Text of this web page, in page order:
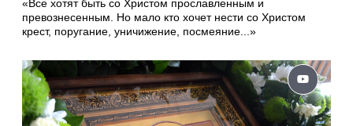
«Все хотят быть со Христом прославленным и
превознесенным. Но мало кто хочет нести со Христом
крест, поругание, уничижение, посмеяние...»